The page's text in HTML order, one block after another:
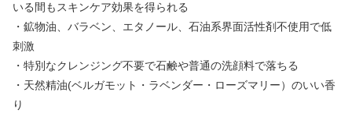
いる間もスキンケア効果を得られる
・鉱物油、バラベン、エタノール、石油系界面活性剤不使用で低
刺激
・特別なクレンジング不要で石鹸や普通の洗顔料で落ちる
・天然精油(ベルガモット・ラベンダー・ローズマリー）のいい香
り